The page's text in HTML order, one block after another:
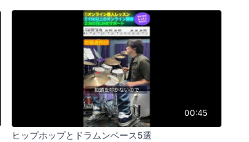
00:45
ヒップホップとドラムンベース5選